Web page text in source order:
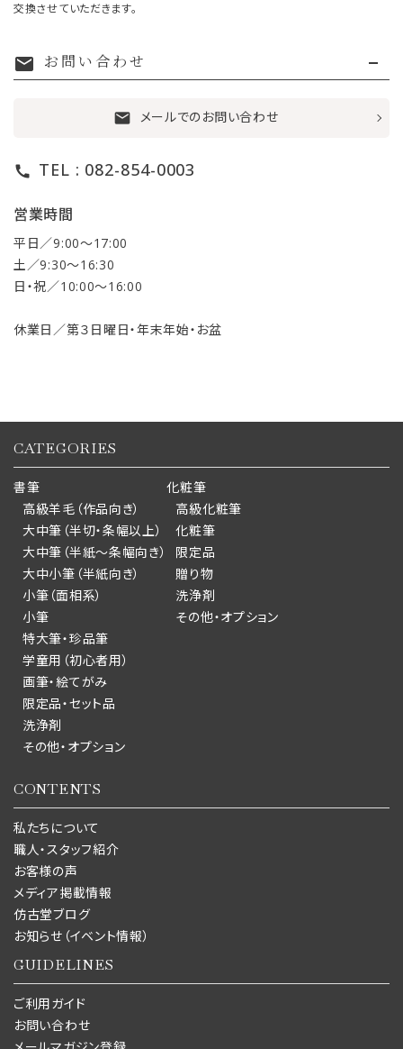
交換させていただきます。
mail お問い合わせ
mail メールでのお問い合わせ
call TEL : 082-854-0003
営業時間
平日／9:00〜17:00
土／9:30〜16:30
日・祝／10:00〜16:00
休業日／第３日曜日・年末年始・お盆
CATEGORIES
書筆
高級羊毛（作品向き）
大中筆（半切・条幅以上）
大中筆（半紙～条幅向き）
大中小筆（半紙向き）
小筆（面相系）
小筆
特大筆・珍品筆
学童用（初心者用）
画筆・絵てがみ
限定品・セット品
洗浄剤
その他・オプション
化粧筆
高級化粧筆
化粧筆
限定品
贈り物
洗浄剤
その他・オプション
CONTENTS
私たちについて
職人・スタッフ紹介
お客様の声
メディア掲載情報
仿古堂ブログ
お知らせ（イベント情報）
GUIDELINES
ご利用ガイド
お問い合わせ